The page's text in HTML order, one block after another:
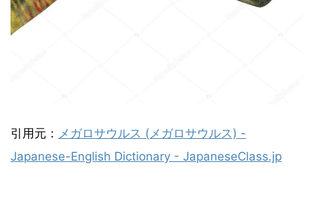
引用元： メガロサウルス (メガロサウルス) -
Japanese-English Dictionary - JapaneseClass.jp